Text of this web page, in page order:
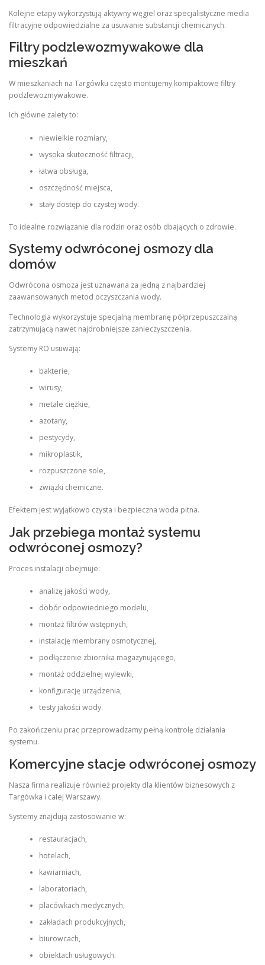
Kolejne etapy wykorzystują aktywny węgiel oraz specjalistyczne media
filtracyjne odpowiedzialne za usuwanie substancji chemicznych.
Filtry podzlewozmywakowe dla
mieszkań
W mieszkaniach na Targówku często montujemy kompaktowe filtry
podzlewozmywakowe.
Ich główne zalety to:
niewielkie rozmiary,
wysoka skuteczność filtracji,
łatwa obsługa,
oszczędność miejsca,
stały dostęp do czystej wody.
To idealne rozwiązanie dla rodzin oraz osób dbających o zdrowie.
Systemy odwróconej osmozy dla
domów
Odwrócona osmoza jest uznawana za jedną z najbardziej
zaawansowanych metod oczyszczania wody.
Technologia wykorzystuje specjalną membranę półprzepuszczalną
zatrzymującą nawet najdrobniejsze zanieczyszczenia.
Systemy RO usuwają:
bakterie,
wirusy,
metale ciężkie,
azotany,
pestycydy,
mikroplastik,
rozpuszczone sole,
związki chemiczne.
Efektem jest wyjątkowo czysta i bezpieczna woda pitna.
Jak przebiega montaż systemu
odwróconej osmozy?
Proces instalacji obejmuje:
analizę jakości wody,
dobór odpowiedniego modelu,
montaż filtrów wstępnych,
instalację membrany osmotycznej,
podłączenie zbiornika magazynującego,
montaż oddzielnej wylewki,
konfigurację urządzenia,
testy jakości wody.
Po zakończeniu prac przeprowadzamy pełną kontrolę działania
systemu.
Komercyjne stacje odwróconej osmozy
Nasza firma realizuje również projekty dla klientów biznesowych z
Targówka i całej Warszawy.
Systemy znajdują zastosowanie w:
restauracjach,
hotelach,
kawiarniach,
laboratoriach,
placówkach medycznych,
zakładach produkcyjnych,
biurowcach,
obiektach usługowych.